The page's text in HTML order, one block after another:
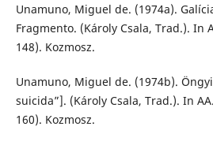
Unamuno, Miguel de. (1974a).
Fragmento. (Károly Csala, Trad.). In
148). Kozmosz.
Unamuno, Miguel de. (1974b).
suicida”]. (Károly Csala, Trad.). In
160). Kozmosz.